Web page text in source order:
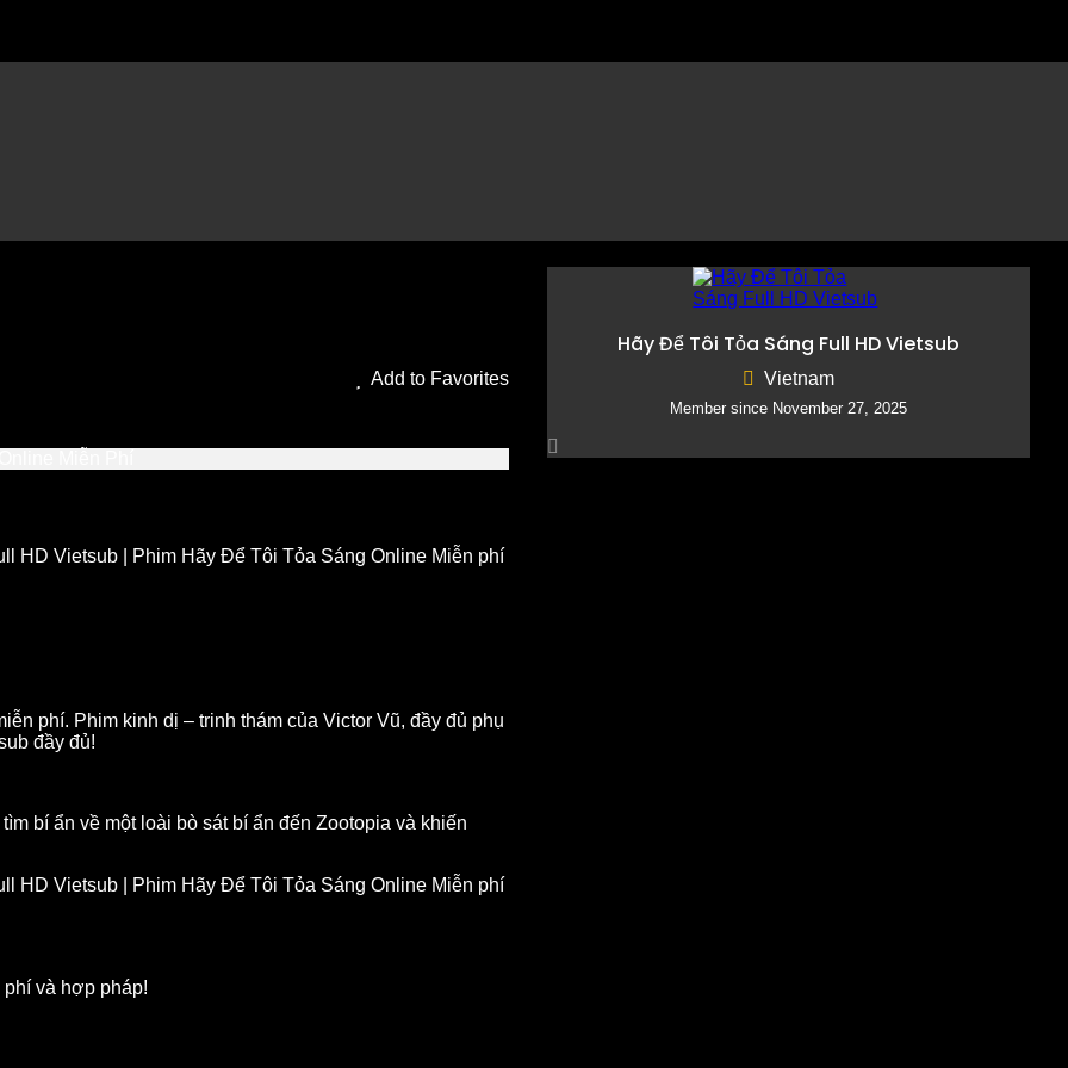
Full HD Vietsub –
Add to Favorites
HD Vietsub | Phim Hãy Để Tôi Tỏa Sáng Online Miễn phí
phí. Phim kinh dị – trinh thám của Victor Vũ, đầy đủ phụ
đầy đủ!
bí ẩn về một loài bò sát bí ẩn đến Zootopia và khiến
HD Vietsub | Phim Hãy Để Tôi Tỏa Sáng Online Miễn phí
và hợp pháp!
Hãy Để Tôi Tỏa Sáng Full HD Vietsub
Vietnam
Member since November 27, 2025